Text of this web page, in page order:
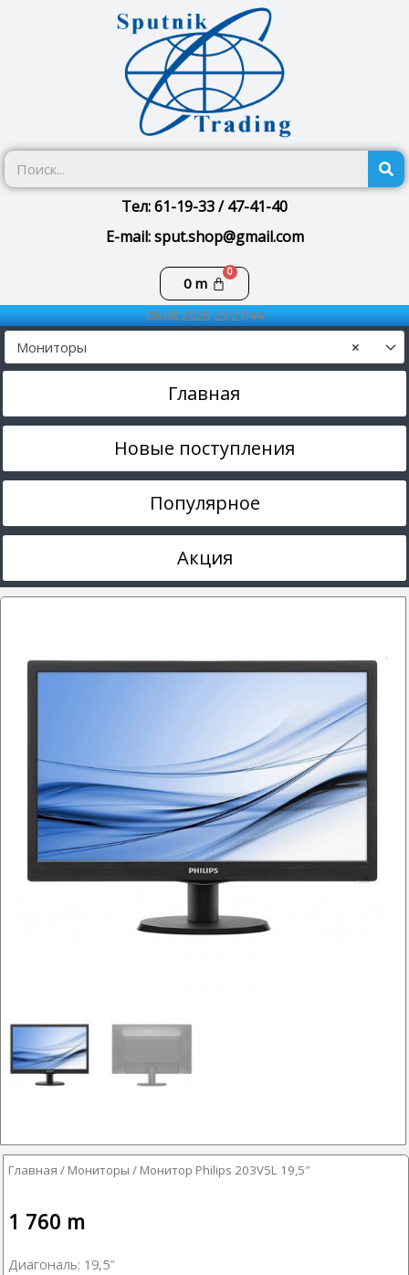
Тел: 61-19-33 / 47-41-40
E-mail: sput.shop@gmail.com
0m
Корзина
08.08.2026 23:27:44
×
Мониторы
Главная
Новые поступления
Популярное
Акция
Главная / Мониторы / Монитор Philips 203V5L 19,5″
1 760 m
Диагональ: 19,5″